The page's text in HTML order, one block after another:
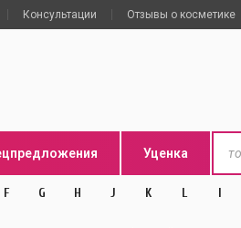
Консультации Отзывы о косметике
Уценка
F G H J K L l